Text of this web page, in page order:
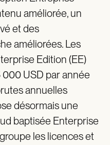
améliorée, un
et des
améliorées. Les
Edition (EE)
000 USD par année
annuelles
désormais une
baptisée Enterprise
les licences et